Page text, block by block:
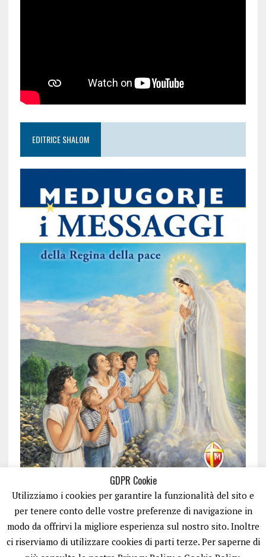
EDITRICE SHALOM
ISCRIVITI
GDPR Cookie
Utilizziamo i cookies per garantire la funzionalità del sito e
per tenere conto delle vostre preferenze di navigazione in
modo da offrirvi la migliore esperienza sul nostro sito. Inoltre
ci riserviamo di utilizzare cookies di parti terze. Per saperne di